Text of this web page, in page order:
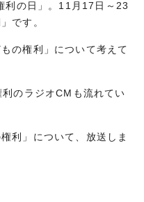
利の日」。11月17日～23
です。
の権利」について考えて
のラジオCMも流れてい
利」について、放送しま